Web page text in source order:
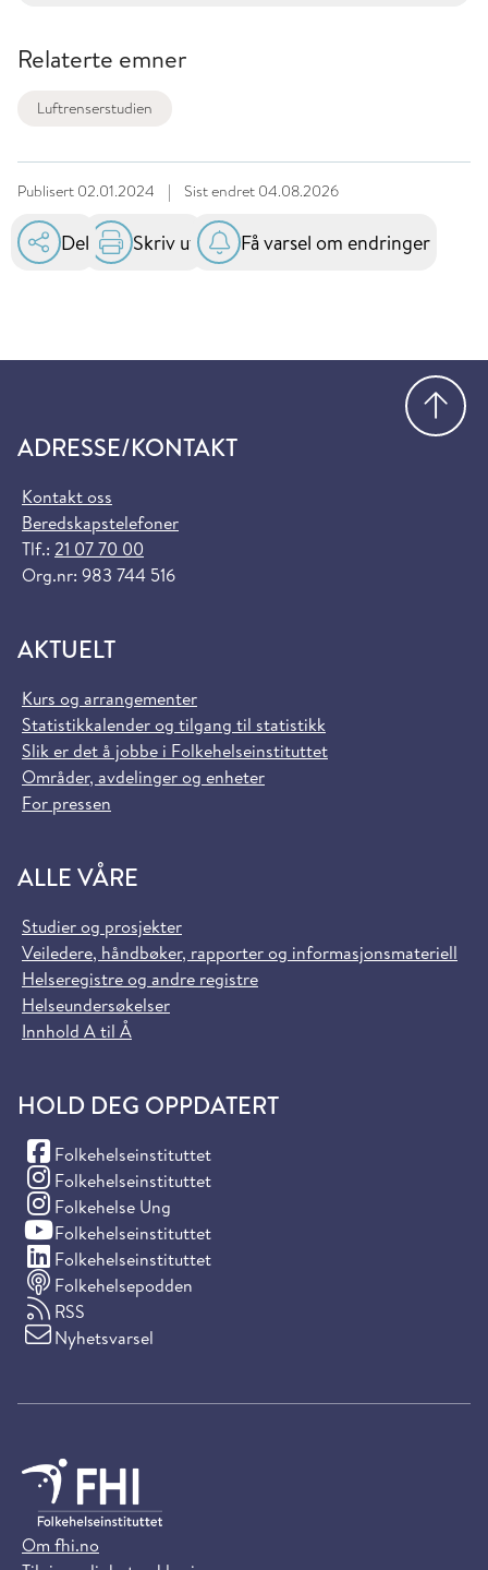
Relaterte emner
Luftrenserstudien
Publisert 02.01.2024 | Sist endret 04.08.2026
Del Skriv ut Få varsel om endringer
ADRESSE/KONTAKT
Kontakt oss
Beredskapstelefoner
Tlf.: 21 07 70 00
Org.nr: 983 744 516
AKTUELT
Kurs og arrangementer
Statistikkalender og tilgang til statistikk
Slik er det å jobbe i Folkehelseinstituttet
Områder, avdelinger og enheter
For pressen
ALLE VÅRE
Studier og prosjekter
Veiledere, håndbøker, rapporter og informasjonsmateriell
Helseregistre og andre registre
Helseundersøkelser
Innhold A til Å
HOLD DEG OPPDATERT
Folkehelseinstituttet
(Facebook)
Folkehelseinstituttet
(Instagram)
Folkehelse Ung
(Instagram)
Folkehelseinstituttet
(YouTube)
Folkehelseinstituttet
(LinkedIn)
Folkehelsepodden
RSS
Nyhetsvarsel
Om fhi.no